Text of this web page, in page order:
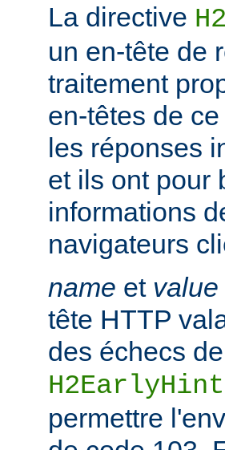
La directive
un en-tête de
traitement
en-têtes de
les réponses
et ils ont pour
informations
navigateurs
name et value
tête HTTP
des échecs
permettre